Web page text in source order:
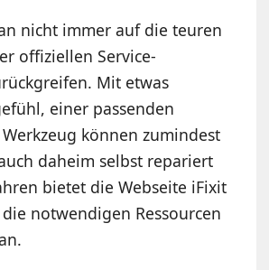
nicht immer auf die teuren
offiziellen Service-
Mit etwas
einer passenden
können zumindest
daheim selbst repariert
bietet die Webseite iFixit
notwendigen Ressourcen